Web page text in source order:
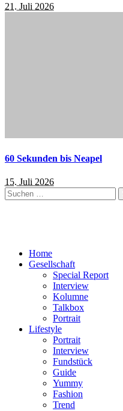
21. Juli 2026
60 Sekunden bis Neapel
15. Juli 2026
Suchen
nach:
Home
Gesellschaft
Special Report
Interview
Kolumne
Talkbox
Portrait
Lifestyle
Portrait
Interview
Fundstück
Guide
Yummy
Fashion
Trend